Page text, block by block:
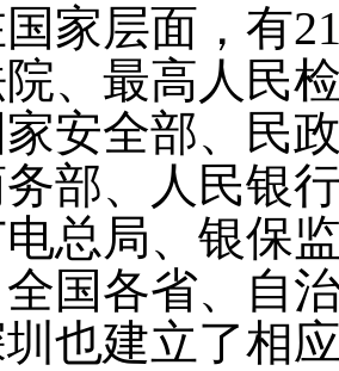
家层面，有
院、最高人民
安全部、民
部、人民银
总局、银保
国各省、自
也建立了相